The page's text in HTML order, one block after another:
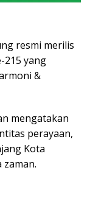
resmi merilis
215 yang
&
mengatakan
perayaan,
Kota